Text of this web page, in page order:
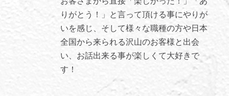
りがとう！」と言って頂ける事にやりが
いを感じ、そして様々な職種の方や日本
全国から来られる沢山のお客様と出会
い、お話出来る事が楽しくて大好きで
す！